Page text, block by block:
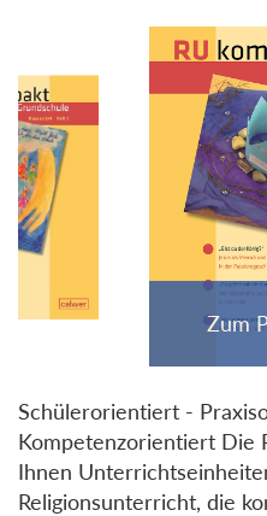
Schülerorientiert -
Kompetenzorientiert Die
Ihnen
Religionsunterricht, die